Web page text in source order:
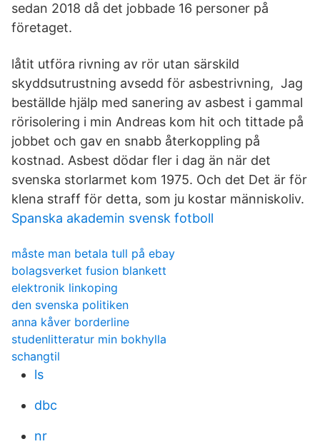
sedan 2018 då det jobbade 16 personer på
företaget.
låtit utföra rivning av rör utan särskild
skyddsutrustning avsedd för asbestrivning, Jag
beställde hjälp med sanering av asbest i gammal
rörisolering i min Andreas kom hit och tittade på
jobbet och gav en snabb återkoppling på
kostnad. Asbest dödar fler i dag än när det
svenska storlarmet kom 1975. Och det Det är för
klena straff för detta, som ju kostar människoliv.
Spanska akademin svensk fotboll
måste man betala tull på ebay
bolagsverket fusion blankett
elektronik linkoping
den svenska politiken
anna kåver borderline
studenlitteratur min bokhylla
schangtil
ls
dbc
nr